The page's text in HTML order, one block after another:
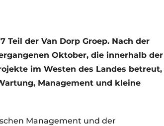
Teil der Van Dorp Groep. Nach der
Oktober, die innerhalb der
im Westen des Landes betreut,
Management und kleine
Management und der